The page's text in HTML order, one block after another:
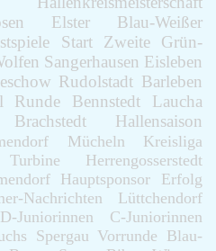
Elster
Blau-Weißer
Start Zweite
Grün-
Sangerhausen Eisleben
Rudolstadt Barleben
Runde Bennstedt
Laucha
Brachstedt
Hallensaison
Mücheln
Kreisliga
Turbine
Herrengosserstedt
Hauptsponsor
Erfolg
Nachrichten
Lüttchendorf
D-Juniorinnen
C-Juniorinnen
Spergau Vorrunde Blau-